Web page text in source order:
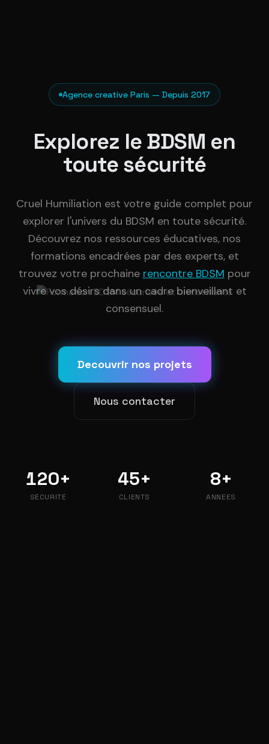
Agence creative Paris — Depuis 2017
Explorez le BDSM en
toute sécurité
Cruel Humiliation est votre guide complet pour
explorer l'univers du BDSM en toute sécurité.
Découvrez nos ressources éducatives, nos
formations encadrées par des experts, et
trouvez votre prochaine rencontre BDSM pour
vivre vos désirs dans un cadre bienveillant et
consensuel.
Decouvrir nos projets
Nous contacter
120+
SÉCURITÉ
45+
CLIENTS
8+
ANNEES